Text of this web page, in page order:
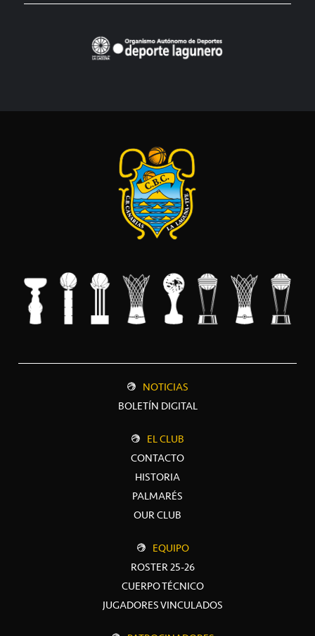
NOTICIAS
BOLETÍN DIGITAL
EL CLUB
CONTACTO
HISTORIA
PALMARÉS
OUR CLUB
EQUIPO
ROSTER 25-26
CUERPO TÉCNICO
JUGADORES VINCULADOS